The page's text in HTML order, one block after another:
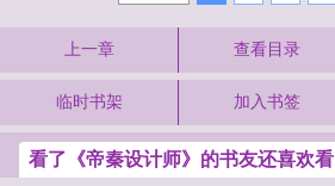
上一章 查看目录
临时书架 加入书签
看了《帝秦设计师》的书友还喜欢看